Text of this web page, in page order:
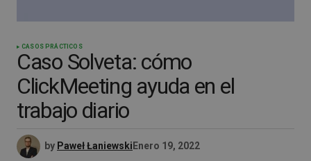
CASOS PRÁCTICOS
Caso Solveta: cómo
ClickMeeting ayuda en el
trabajo diario
by Paweł Łaniewski Enero 19, 2022